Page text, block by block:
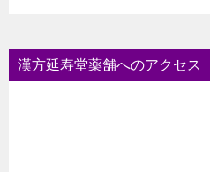
漢方延寿堂薬舗へのアクセス